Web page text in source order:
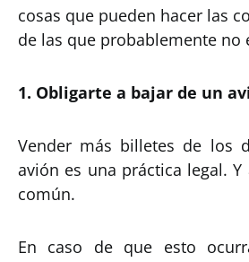
cosas que pueden hacer las
de las que probablemente no
1. Obligarte a bajar de un
Vender más billetes de los
avión es una práctica legal.
común.
En caso de que esto